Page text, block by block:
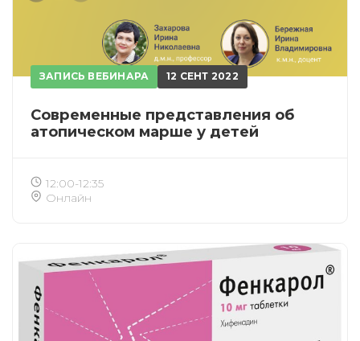
ЗАПИСЬ ВЕБИНАРА 12 СЕНТ 2022
Современные представления об
атопическом марше у детей
12:00-12:35
Онлайн